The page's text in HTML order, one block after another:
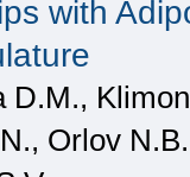
with
D.M.,
Orlov